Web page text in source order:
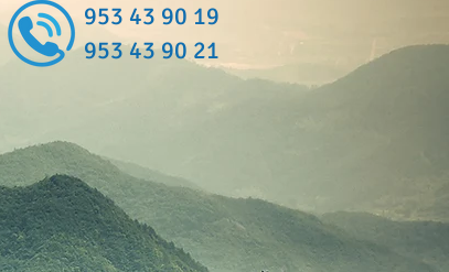
953 43 90 19
953 43 90 21